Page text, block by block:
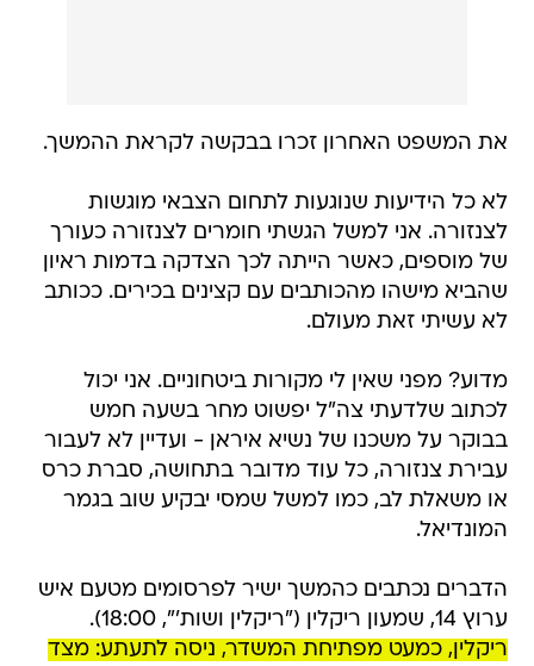
את המשפט האחרון זכרו בבקשה לקראת ההמשך.
לא כל הידיעות שנוגעות לתחום הצבאי מוגשות
לצנזורה. אני למשל הגשתי חומרים לצנזורה כעורך
של מוספים, כאשר הייתה לכך הצדקה בדמות ראיון
שהביא מישהו מהכותבים עם קצינים בכירים. ככותב
לא עשיתי זאת מעולם.
מדוע? מפני שאין לי מקורות ביטחוניים. אני יכול
לכתוב שלדעתי צה"ל יפשוט מחר בשעה חמש
בבוקר על משכנו של נשיא איראן - ועדיין לא לעבור
עבירת צנזורה, כל עוד מדובר בתחושה, סברת כרס
או משאלת לב, כמו למשל שמסי יבקיע שוב בגמר
המונדיאל.
הדברים נכתבים כהמשך ישיר לפרסומים מטעם איש
ערוץ 14, שמעון ריקלין ("ריקלין ושות'", 18:00).
ריקלין, כמעט מפתיחת המשדר, ניסה לתעתע: מצד